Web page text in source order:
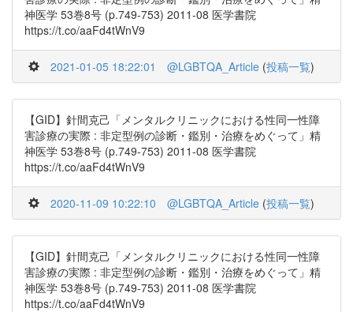
神医学 53巻8号 (p.749-753) 2011-08 医学書院
https://t.co/aaFd4tWnV9
2021-01-05 18:22:01 @LGBTQA_Article (投稿一覧)
【GID】針間克己「メンタルクリニックにおける性同一性障
害診療の実際 : 非定型例の診断・鑑別・治療をめぐって」精
神医学 53巻8号 (p.749-753) 2011-08 医学書院
https://t.co/aaFd4tWnV9
2020-11-09 10:22:10 @LGBTQA_Article (投稿一覧)
【GID】針間克己「メンタルクリニックにおける性同一性障
害診療の実際 : 非定型例の診断・鑑別・治療をめぐって」精
神医学 53巻8号 (p.749-753) 2011-08 医学書院
https://t.co/aaFd4tWnV9